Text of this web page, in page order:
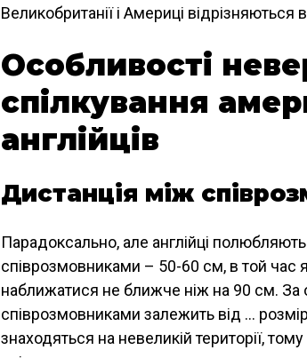
Великобританії і Америці відрізняються
Особливості
спілкування
англійців
Дистанція між
Парадоксально, але англійці
співрозмовниками – 50-60 см, в той час
наближатися не ближче ніж на 90 см. За
співрозмовниками залежить від …
знаходяться на невеликій території,